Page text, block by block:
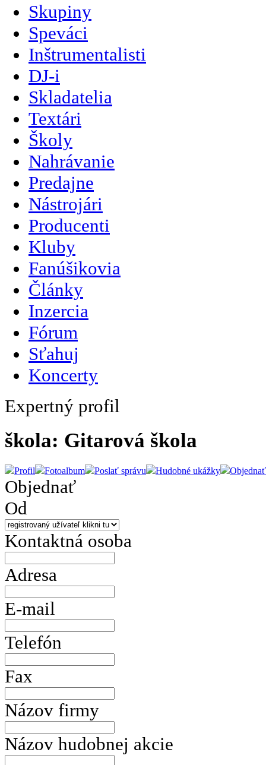
Skupiny
Speváci
Inštrumentalisti
DJ-i
Skladatelia
Textári
Školy
Nahrávanie
Predajne
Nástrojári
Producenti
Kluby
Fanúšikovia
Články
Inzercia
Fórum
Sťahuj
Koncerty
Expertný profil
škola: Gitarová škola
Profil Fotoalbum Poslať správu Hudobné ukážky Objednať
Objednať
Od
Kontaktná osoba
Adresa
E-mail
Telefón
Fax
Názov firmy
Názov hudobnej akcie